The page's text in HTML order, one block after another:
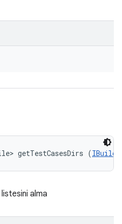
getTestCasesDirs (
alma